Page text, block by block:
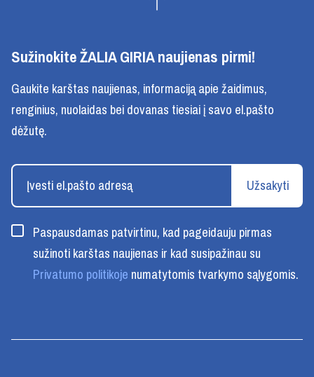
Sužinokite ŽALIA GIRIA naujienas pirmi!
Gaukite karštas naujienas, informaciją apie žaidimus,
renginius, nuolaidas bei dovanas tiesiai į savo el.pašto
dėžutę.
Užsakyti
Paspausdamas patvirtinu, kad pageidauju pirmas
sužinoti karštas naujienas ir kad susipažinau su
Privatumo politikojenumatytomis tvarkymo sąlygomis.